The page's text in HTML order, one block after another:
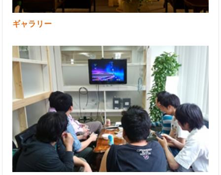
ギャラリー